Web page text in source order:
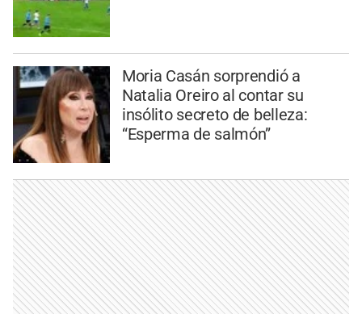
Moria Casán sorprendió a
Natalia Oreiro al contar su
insólito secreto de belleza:
“Esperma de salmón”